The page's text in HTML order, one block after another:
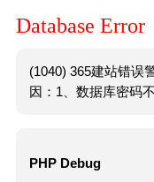
Database Error
(1040) 365建站错误
因：1、数据库密码
PHP Debug